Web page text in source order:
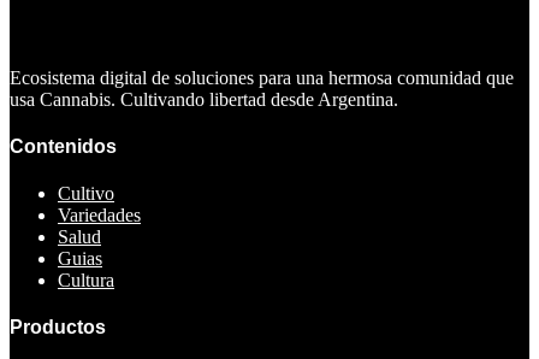
Ecosistema digital de soluciones para una hermosa comunidad que
usa Cannabis. Cultivando libertad desde Argentina.
Contenidos
Cultivo
Variedades
Salud
Guias
Cultura
Productos